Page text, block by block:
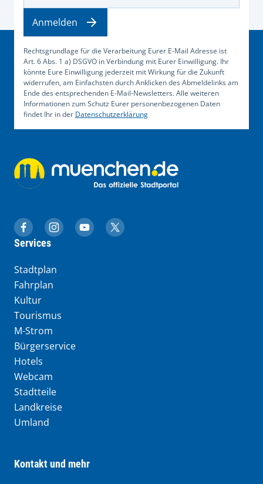
Rechtsgrundlage für die Verarbeitung Eurer E-Mail Adresse ist
Art. 6 Abs. 1 a) DSGVO in Verbindung mit Eurer Einwilligung. Ihr
könnte Eure Einwilligung jederzeit mit Wirkung für die Zukunft
widerrufen, am Einfachsten durch Anklicken des Abmeldelinks am
Ende des entsprechenden E-Mail-Newsletters. Alle weiteren
Informationen zum Schutz Eurer personenbezogenen Daten
findet Ihr in der Datenschutzerklärung
Anmelden
muenchen.de auf Facebook
muenchen.de auf Instagram
muenchen.de auf YouTube
muenchen.de auf X
Services
Stadtplan
Fahrplan
Kultur
Tourismus
M-Strom
Bürgerservice
Hotels
Webcam
Stadtteile
Landkreise
Umland
Kontakt und mehr